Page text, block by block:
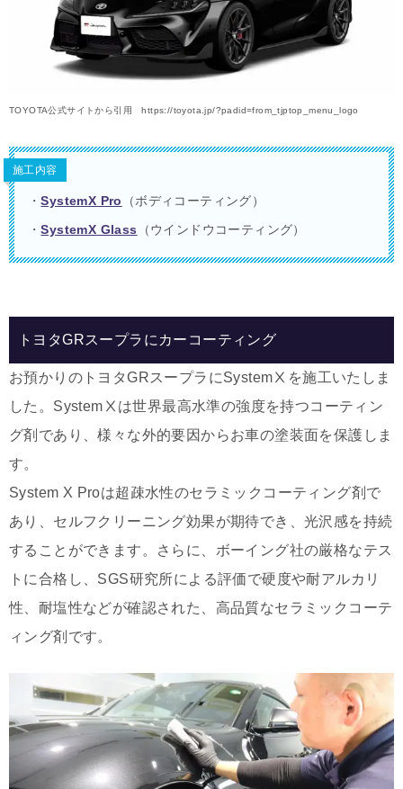
TOYOTA公式サイトから引用 https://toyota.jp/?padid=from_tjptop_menu_logo
施工内容
・SystemX Pro
（ボディコーティング）
・SystemX Glass （ウインドウコーティング）
トヨタGRスープラにカーコーティング
お預かりのトヨタGRスープラにSystemⅩを施工いたしま
した。SystemⅩは世界最高水準の強度を持つコーティン
グ剤であり、様々な外的要因からお車の塗装面を保護しま
す。
System X Proは超疎水性のセラミックコーティング剤で
あり、セルフクリーニング効果が期待でき、光沢感を持続
することができます。さらに、ボーイング社の厳格なテス
トに合格し、SGS研究所による評価で硬度や耐アルカリ
性、耐塩性などが確認された、高品質なセラミックコーテ
ィング剤です。